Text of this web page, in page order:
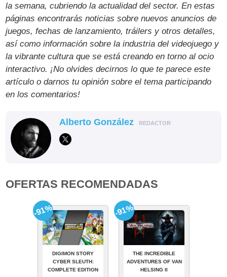
la semana, cubriendo la actualidad del sector. En estas
páginas encontrarás noticias sobre nuevos anuncios de
juegos, fechas de lanzamiento, tráilers y otros detalles,
así como información sobre la industria del videojuego y
la vibrante cultura que se está creando en torno al ocio
interactivo. ¡No olvides decirnos lo que te parece este
artículo o darnos tu opinión sobre el tema participando
en los comentarios!
Alberto González REDACTOR
OFERTAS RECOMENDADAS
DIGIMON STORY
CYBER SLEUTH:
COMPLETE EDITION
-91%
THE INCREDIBLE
ADVENTURES OF VAN
HELSING II
-91%